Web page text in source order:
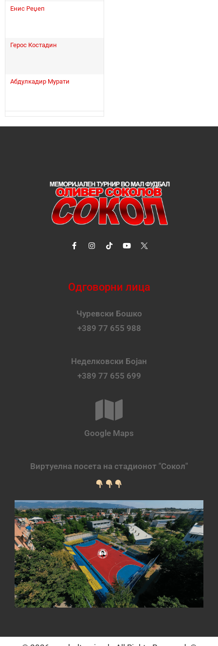
Енис Реџеп
Герос Костадин
Абдулкадир Мурати
Одговорни лица
Чуревски Бошко
+389 77 655 988
Неделковски Бојан
+389 77 655 699
Google Maps
Виртуелна посета на стадионот "Сокол"